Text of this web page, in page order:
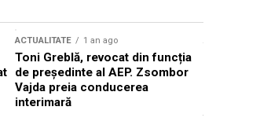
ACTUALITATE 1 an ago
Toni Greblă, revocat din funcția
de președinte al AEP. Zsombor
Vajda preia conducerea
interimară